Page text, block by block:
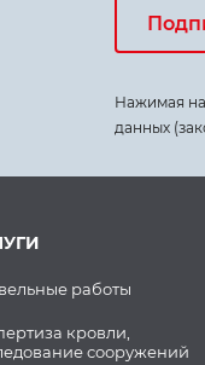
Нажимая
данных
работы
кровли,
сооружений